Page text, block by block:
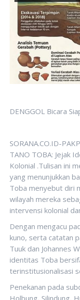
DENGGOL Bicara
SORANA.CO.ID-
TANO TOBA: Jejak
Kolonial .Tulisan ini
yang menunjukkan
Toba menyebut diri
wilayah mereka
intervensi kolonial
Dengan mengacu
kuno, serta catatan
Tuuk dan Johannes
identitas Toba
terinstitusionalisasi
Penekanan pada
Holbung, Silindung,